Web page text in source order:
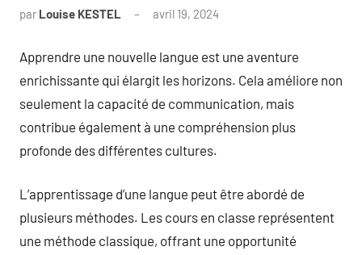
par Louise KESTEL avril 19, 2024
Apprendre une nouvelle langue est une aventure
enrichissante qui élargit les horizons. Cela améliore non
seulement la capacité de communication, mais
contribue également à une compréhension plus
profonde des différentes cultures.
L’apprentissage d’une langue peut être abordé de
plusieurs méthodes. Les cours en classe représentent
une méthode classique, offrant une opportunité